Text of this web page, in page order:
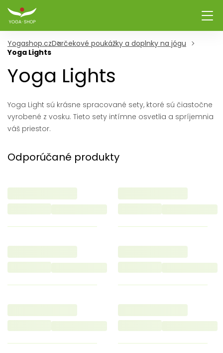
Yogashop.czDarčekové poukážky a doplnky na jógu
Yoga Lights
Yoga Lights
Yoga Light sú krásne spracované sety, ktoré sú čiastočne
vyrobené z vosku. Tieto sety intímne osvetlia a spríjemnia
váš priestor.
Odporúčané produkty